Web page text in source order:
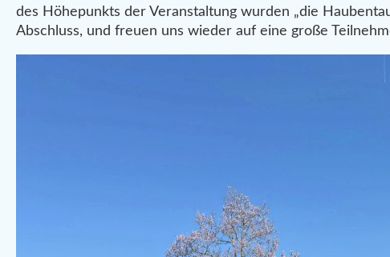
des Höhepunkts der Veranstaltung wurden „die
Abschluss, und freuen uns wieder auf eine große